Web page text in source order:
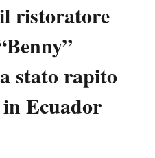
Moda
Consumismi
Storie/Idee
Media
ristoratore
stato rapito
Ecuador